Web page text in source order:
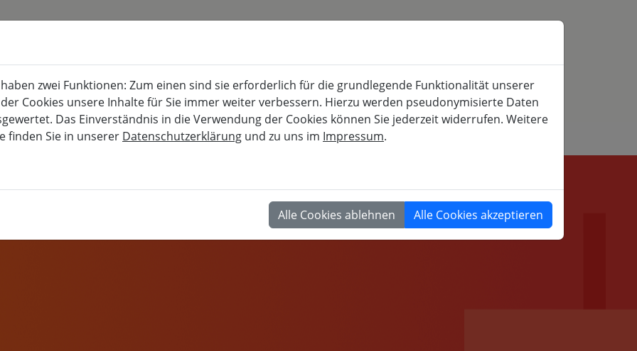
Akademie für musisch-kulturelle, berufliche und gesellschaftspolitische Weiterbildung
BERUF GESELLSCHAFT
zwei Funktionen: Zum einen sind sie erforderlich für die grundlegende Funktionalität unserer
Cookies unsere Inhalte für Sie immer weiter verbessern. Hierzu werden pseudonymisierte Daten
Das Einverständnis in die Verwendung der Cookies können Sie jederzeit widerrufen. Weitere
finden Sie in unserer Datenschutzerklärung und zu uns im Impressum.
Alle Cookies ablehnen Alle Cookies akzeptieren